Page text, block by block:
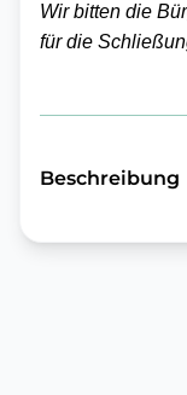
Wir bitten die
für die
Beschreibung